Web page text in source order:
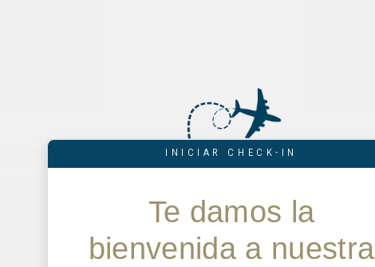
INICIAR CHECK-IN
Te damos la
bienvenida a nuestra